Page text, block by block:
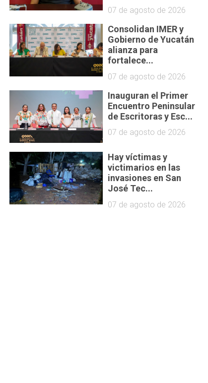
07 de agosto de 2026
Consolidan IMER y
Gobierno de Yucatán
alianza para
fortalece...
07 de agosto de 2026
Inauguran el Primer
Encuentro Peninsular
de Escritoras y Esc...
07 de agosto de 2026
Hay víctimas y
victimarios en las
invasiones en San
José Tec...
07 de agosto de 2026